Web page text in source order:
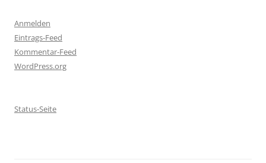
Anmelden
Eintrags-Feed
Kommentar-Feed
WordPress.org
Status-Seite